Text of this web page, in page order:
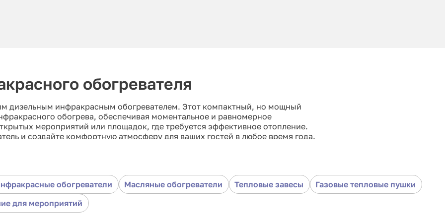
обогревателя
дизельным инфракрасным обогревателем. Этот компактный, но мощный
обогрева, обеспечивая моментальное и равномерное
мероприятий или площадок, где требуется эффективное отопление.
и создайте комфортную атмосферу для ваших гостей в любое время года.
обогреватели Масляные обогреватели Тепловые завесы
Газовые тепловые пушки
для мероприятий